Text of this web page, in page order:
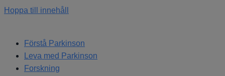
Hoppa till innehåll
Förstå Parkinson
Leva med Parkinson
Forskning